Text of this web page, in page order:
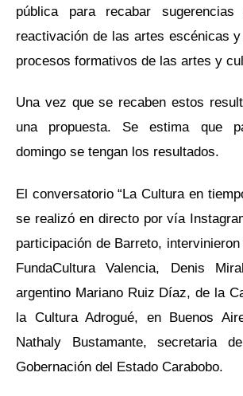
pública para recabar
reactivación de las artes escénicas
procesos formativos de las artes y
Una vez que se recaben estos
una propuesta. Se estima que
domingo se tengan los resultados.
El conversatorio “La Cultura en
se realizó en directo por vía
participación de Barreto,
FundaCultura Valencia, Denis
argentino Mariano Ruiz Díaz, de la
la Cultura Adrogué, en Buenos
Nathaly Bustamante, secretaria
Gobernación del Estado Carabobo.